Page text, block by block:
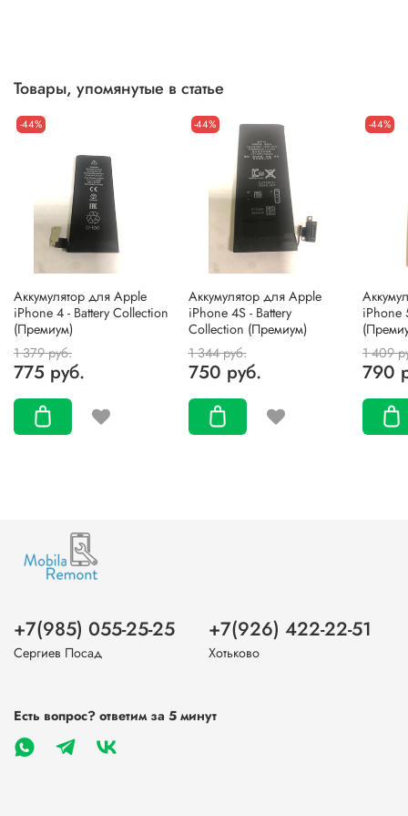
Товары, упомянутые в статье
-44%
Аккумулятор для Apple
iPhone 4 - Battery Collection
(Премиум)
1 379 руб.
775 руб.
-44%
Аккумулятор для Apple
iPhone 4S - Battery
Collection (Премиум)
1 344 руб.
750 руб.
-44%
iPhone
1 409
790
+7(985) 055-25-25
Сергиев Посад
+7(926) 422-22-51
Хотьково
Есть вопрос? ответим за 5 минут